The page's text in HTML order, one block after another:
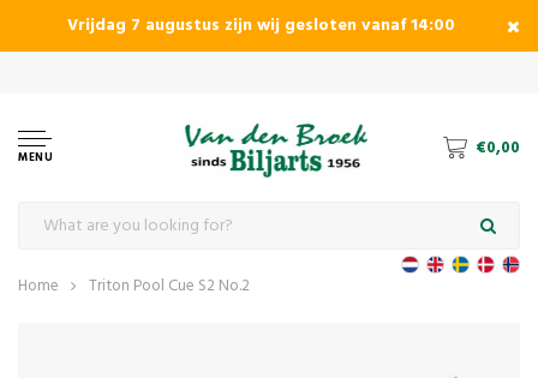
Vrijdag 7 augustus zijn wij gesloten vanaf 14:00
MENU €0,00
Home Triton Pool Cue S2 No.2